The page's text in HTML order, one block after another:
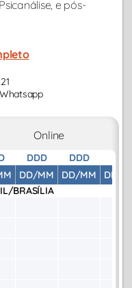
e pós-
Online
DDD
DD/MM
DDD
DD/MM
DD/
BRASÍLIA